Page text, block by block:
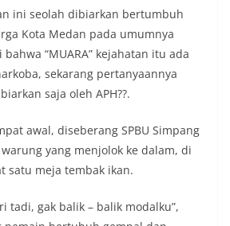
ini seolah dibiarkan bertumbuh
Kota Medan pada umumnya
“MUARA” kejahatan itu ada
sekarang pertanyaannya
saja oleh APH??.
awal, diseberang SPBU Simpang
yang menjolok ke dalam, di
satu meja tembak ikan.
tadi, gak balik – balik modalku”,